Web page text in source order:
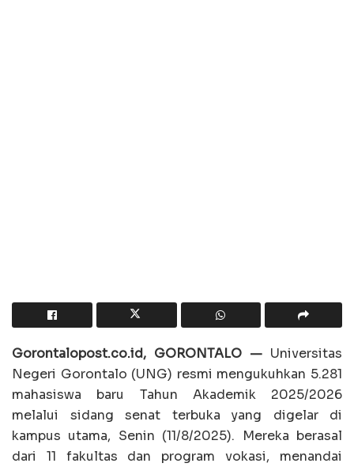
Gorontalopost.co.id, GORONTALO — Universitas
Negeri Gorontalo (UNG) resmi mengukuhkan 5.281
mahasiswa baru Tahun Akademik 2025/2026
melalui sidang senat terbuka yang digelar di
kampus utama, Senin (11/8/2025). Mereka berasal
dari 11 fakultas dan program vokasi, menandai